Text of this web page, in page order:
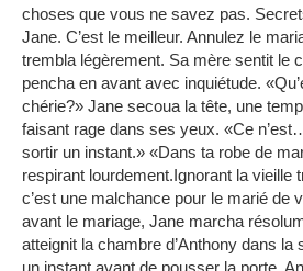
choses que vous ne savez pas.
Jane. C’est le meilleur. Annulez le
trembla légèrement. Sa mère sentit le
pencha en avant avec inquiétude.
chérie?» Jane secoua la tête, une
faisant rage dans ses yeux. «Ce
sortir un instant.» «Dans ta robe de
respirant lourdement.Ignorant la vieille
c’est une malchance pour le marié de
avant le mariage, Jane marcha
atteignit la chambre d’Anthony dans la
un instant avant de pousser la porte.